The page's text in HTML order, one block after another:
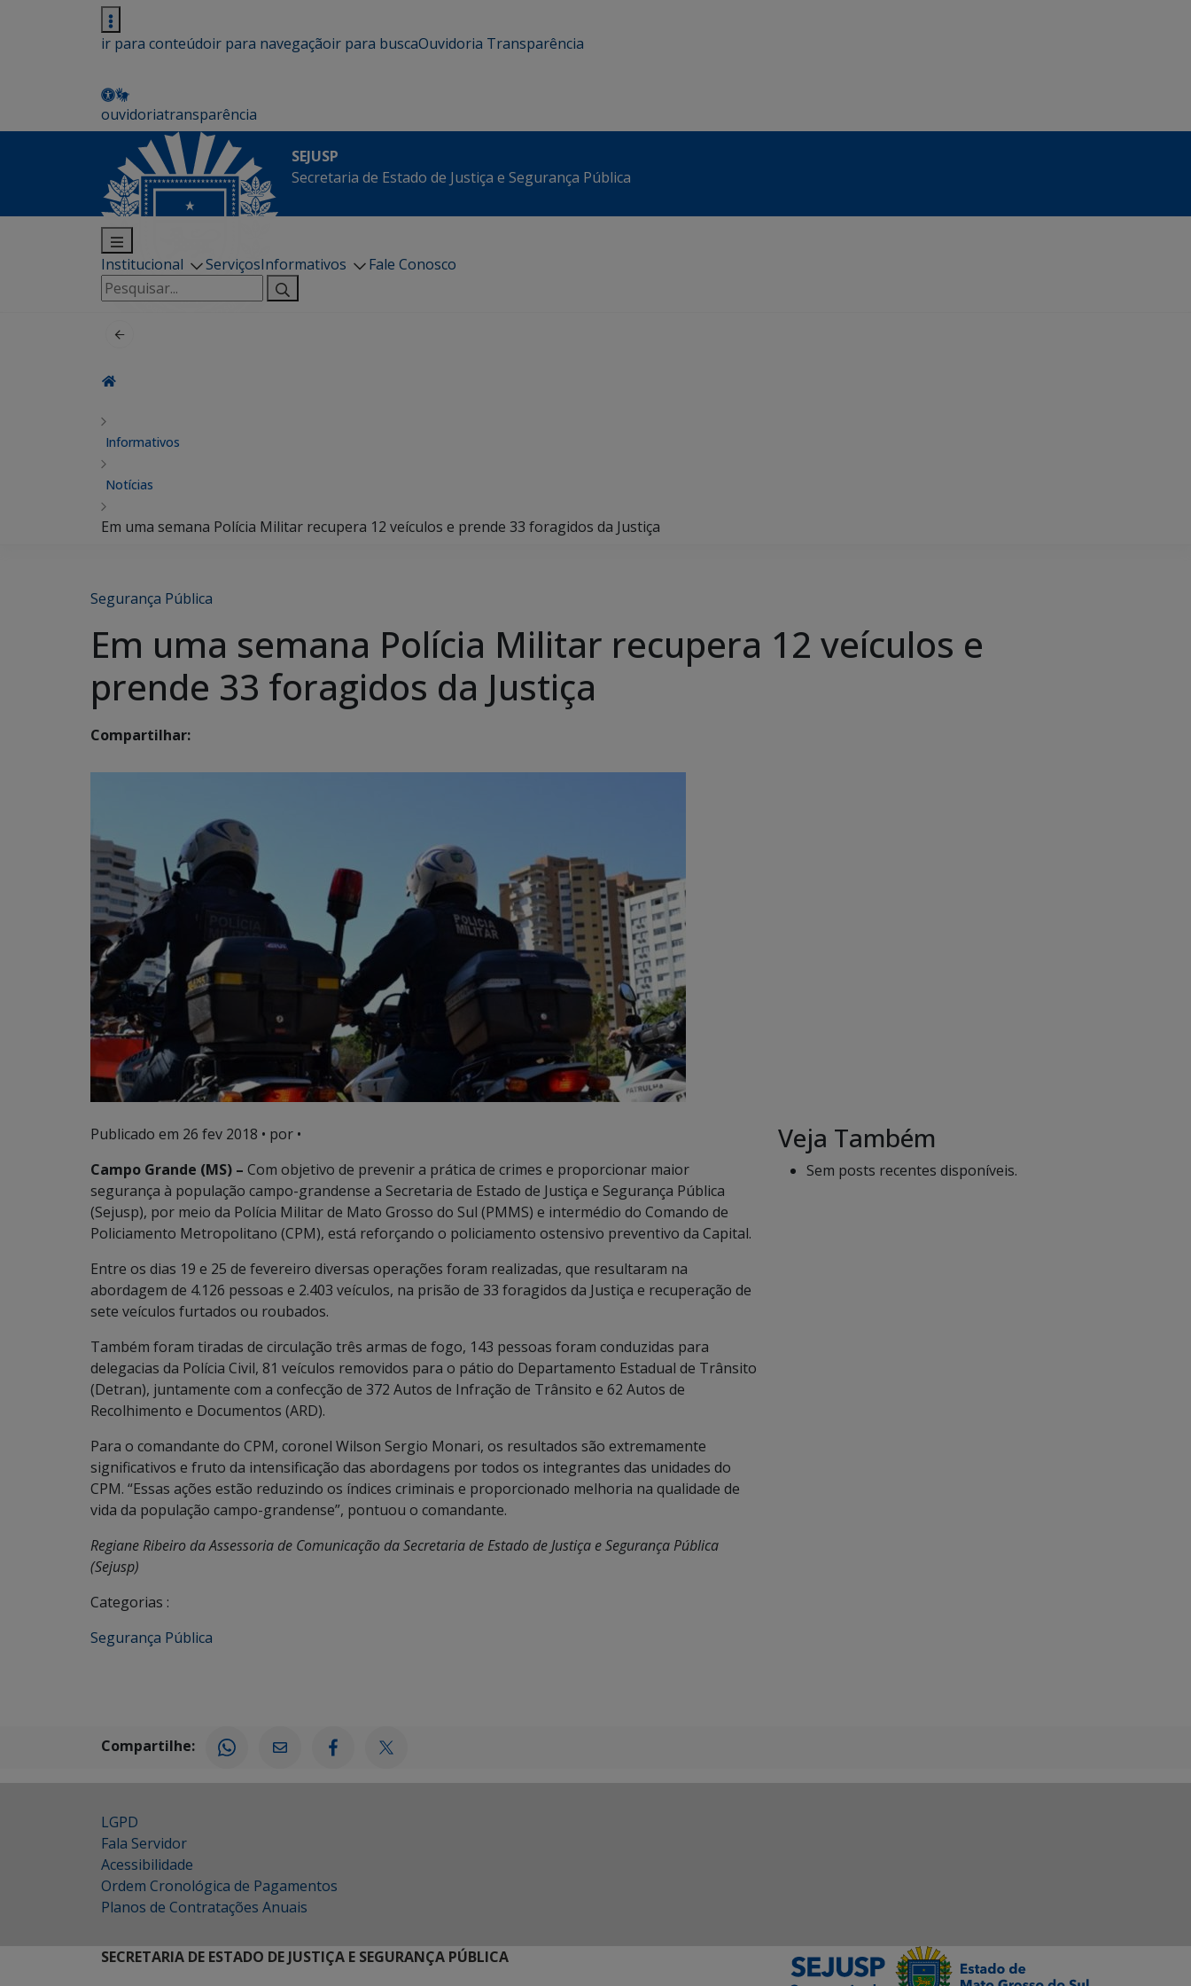
ir para conteúdoir para navegaçãoir para buscaOuvidoria Transparência
ouvidoriatransparência
SEJUSP
Secretaria de Estado de Justiça e Segurança Pública
Institucional ServiçosInformativos
Fale Conosco
Pesquisar
por:
Informativos
Notícias
Em uma semana Polícia Militar recupera 12 veículos e prende 33 foragidos da Justiça
Segurança Pública
Em uma semana Polícia Militar recupera 12 veículos e
prende 33 foragidos da Justiça
Compartilhar:
Publicado em 26 fev 2018 • por •
Campo Grande (MS) – Com objetivo de prevenir a prática de crimes e proporcionar maior
segurança à população campo-grandense a Secretaria de Estado de Justiça e Segurança Pública
(Sejusp), por meio da Polícia Militar de Mato Grosso do Sul (PMMS) e intermédio do Comando de
Policiamento Metropolitano (CPM), está reforçando o policiamento ostensivo preventivo da Capital.
Entre os dias 19 e 25 de fevereiro diversas operações foram realizadas, que resultaram na
abordagem de 4.126 pessoas e 2.403 veículos, na prisão de 33 foragidos da Justiça e recuperação de
sete veículos furtados ou roubados.
Também foram tiradas de circulação três armas de fogo, 143 pessoas foram conduzidas para
delegacias da Polícia Civil, 81 veículos removidos para o pátio do Departamento Estadual de Trânsito
(Detran), juntamente com a confecção de 372 Autos de Infração de Trânsito e 62 Autos de
Recolhimento e Documentos (ARD).
Para o comandante do CPM, coronel Wilson Sergio Monari, os resultados são extremamente
significativos e fruto da intensificação das abordagens por todos os integrantes das unidades do
CPM. “Essas ações estão reduzindo os índices criminais e proporcionado melhoria na qualidade de
vida da população campo-grandense”, pontuou o comandante.
Regiane Ribeiro da Assessoria de Comunicação da Secretaria de Estado de Justiça e Segurança Pública
(Sejusp)
Categorias :
Segurança Pública
Veja Também
Sem posts recentes disponíveis.
Compartilhe:
LGPD
Fala Servidor
Acessibilidade
Ordem Cronológica de Pagamentos
Planos de Contratações Anuais
SECRETARIA DE ESTADO DE JUSTIÇA E SEGURANÇA PÚBLICA